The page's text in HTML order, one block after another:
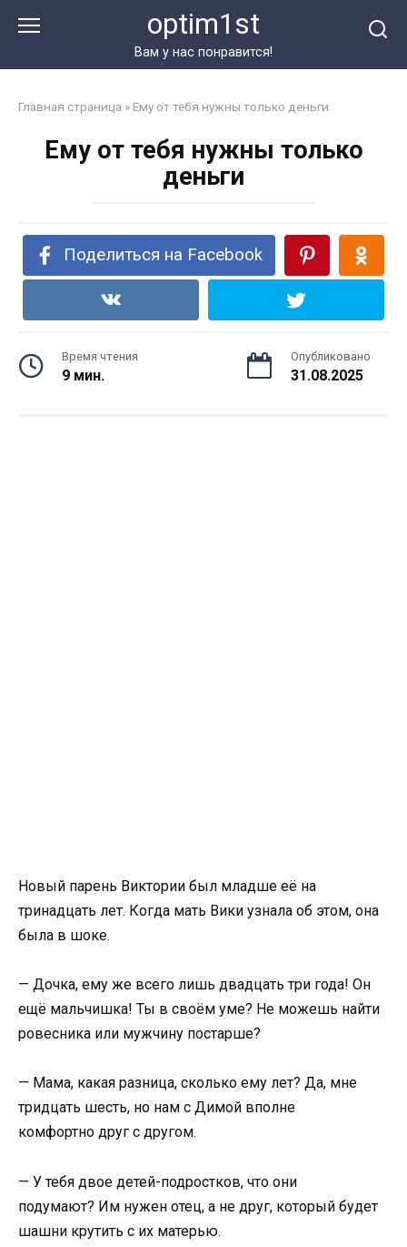
optim1st
Вам у нас понравится!
Главная страница » Ему от тебя нужны только деньги
Ему от тебя нужны только
деньги
Поделиться на Facebook
Время чтения
9 мин.
Опубликовано
31.08.2025
Новый парень Виктории был младше её на
тринадцать лет. Когда мать Вики узнала об этом, она
была в шоке.
— Дочка, ему же всего лишь двадцать три года! Он
ещё мальчишка! Ты в своём уме? Не можешь найти
ровесника или мужчину постарше?
— Мама, какая разница, сколько ему лет? Да, мне
тридцать шесть, но нам с Димой вполне
комфортно друг с другом.
— У тебя двое детей-подростков, что они
подумают? Им нужен отец, а не друг, который будет
шашни крутить с их матерью.